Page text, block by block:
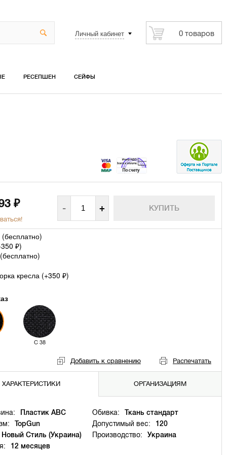
Личный кабинет 0 товаров
РЕСЕПШЕН СЕЙФЫ
₽ - +
(бесплатно)
350 ₽)
бесплатно)
кресла (+350 ₽)
C 38
Добавить к сравнению Распечатать
ХАРАКТЕРИСТИКИ ОРГАНИЗАЦИЯМ
Пластик ABC Обивка:
Ткань стандарт
TopGun Допустимый вес:
120
Новый Стиль (Украина)
Производство:
Украина
12 месяцев